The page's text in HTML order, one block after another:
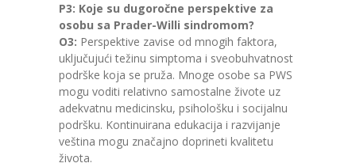
P3: Koje su dugoročne perspektive za
osobu sa Prader-Willi sindromom?
O3: Perspektive zavise od mnogih faktora,
uključujući težinu simptoma i sveobuhvatnost
podrške koja se pruža. Mnoge osobe sa PWS
mogu voditi relativno samostalne živote uz
adekvatnu medicinsku, psihološku i socijalnu
podršku. Kontinuirana edukacija i razvijanje
veština mogu značajno doprineti kvalitetu
života.